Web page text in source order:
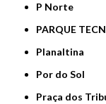
P Norte
PARQUE
Planaltina
Por do Sol
Praça dos